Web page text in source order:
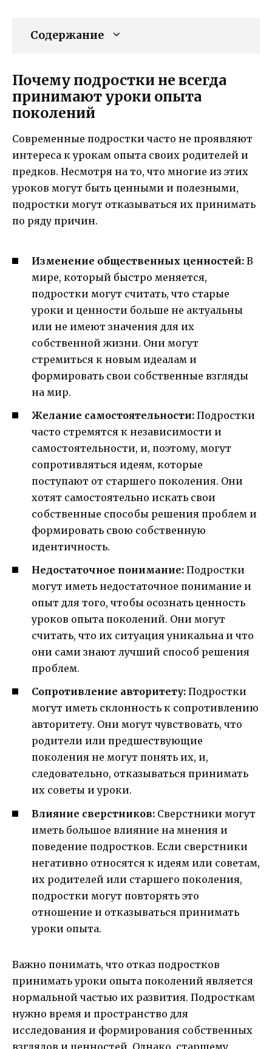
Содержание
Почему подростки не всегда
принимают уроки опыта
поколений
Современные подростки часто не проявляют
интереса к урокам опыта своих родителей и
предков. Несмотря на то, что многие из этих
уроков могут быть ценными и полезными,
подростки могут отказываться их принимать
по ряду причин.
Изменение общественных ценностей: В
мире, который быстро меняется,
подростки могут считать, что старые
уроки и ценности больше не актуальны
или не имеют значения для их
собственной жизни. Они могут
стремиться к новым идеалам и
формировать свои собственные взгляды
на мир.
Желание самостоятельности: Подростки
часто стремятся к независимости и
самостоятельности, и, поэтому, могут
сопротивляться идеям, которые
поступают от старшего поколения. Они
хотят самостоятельно искать свои
собственные способы решения проблем и
формировать свою собственную
идентичность.
Недостаточное понимание: Подростки
могут иметь недостаточное понимание и
опыт для того, чтобы осознать ценность
уроков опыта поколений. Они могут
считать, что их ситуация уникальна и что
они сами знают лучший способ решения
проблем.
Сопротивление авторитету: Подростки
могут иметь склонность к сопротивлению
авторитету. Они могут чувствовать, что
родители или предшествующие
поколения не могут понять их, и,
следовательно, отказываться принимать
их советы и уроки.
Влияние сверстников: Сверстники могут
иметь большое влияние на мнения и
поведение подростков. Если сверстники
негативно относятся к идеям или советам,
их родителей или старшего поколения,
подростки могут повторять это
отношение и отказываться принимать
уроки опыта.
Важно понимать, что отказ подростков
принимать уроки опыта поколений является
нормальной частью их развития. Подросткам
нужно время и пространство для
исследования и формирования собственных
взглядов и ценностей. Однако, старшему